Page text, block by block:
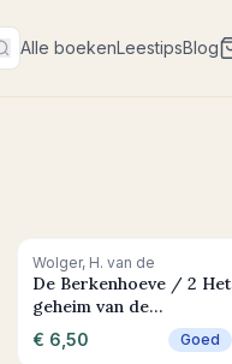
Alle boekenLeestipsBlog
+ In winkelwagen
Wolger, H. van de
De Berkenhoeve / 2 Het
geheim van de
plaggenhutte
€ 6,50 Goed